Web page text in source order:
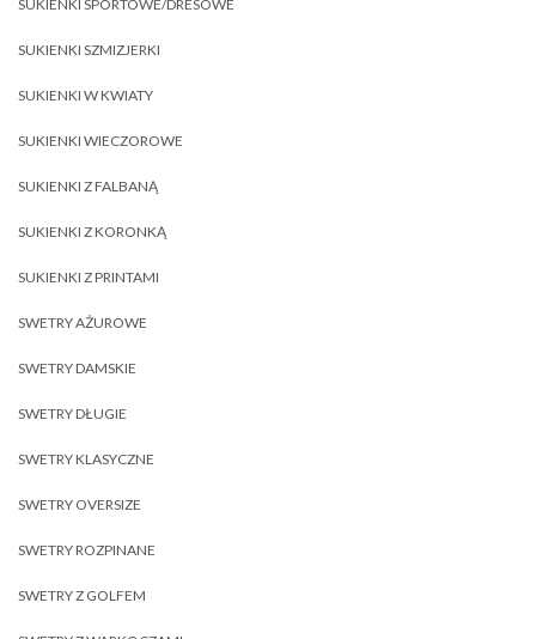
SUKIENKI SPORTOWE/DRESOWE
SUKIENKI SZMIZJERKI
SUKIENKI W KWIATY
SUKIENKI WIECZOROWE
SUKIENKI Z FALBANĄ
SUKIENKI Z KORONKĄ
SUKIENKI Z PRINTAMI
SWETRY AŻUROWE
SWETRY DAMSKIE
SWETRY DŁUGIE
SWETRY KLASYCZNE
SWETRY OVERSIZE
SWETRY ROZPINANE
SWETRY Z GOLFEM